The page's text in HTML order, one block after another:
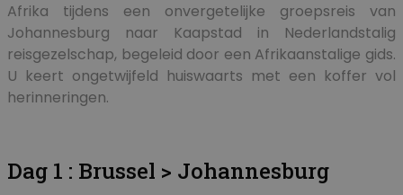
Afrika tijdens een onvergetelijke groepsreis van
Johannesburg naar Kaapstad in Nederlandstalig
reisgezelschap, begeleid door een Afrikaanstalige gids.
U keert ongetwijfeld huiswaarts met een koffer vol
herinneringen.
Dag 1 : Brussel > Johannesburg